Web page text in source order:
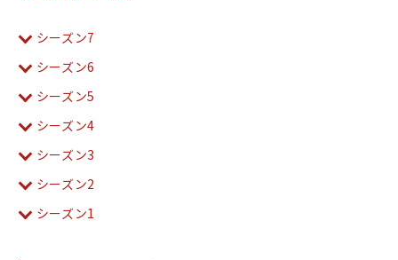
シーズン7
シーズン6
シーズン5
シーズン4
シーズン3
シーズン2
シーズン1